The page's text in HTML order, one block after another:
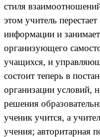
стиля
этом учитель
информации и
организующего
учащихся, и
состоит теперь в
организации условий,
решения
ученик учится, а
учения; авторитарная